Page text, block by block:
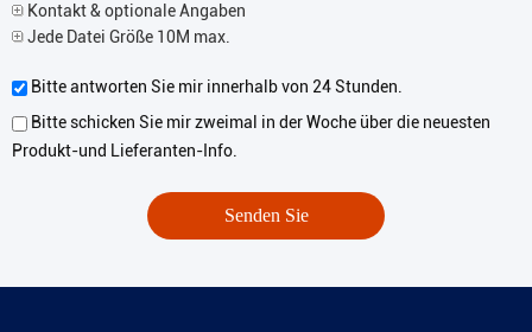
Kontakt & optionale Angaben
Jede Datei Größe 10M max.
Bitte antworten Sie mir innerhalb von 24 Stunden.
Bitte schicken Sie mir zweimal in der Woche über die neuesten
Produkt-und Lieferanten-Info.